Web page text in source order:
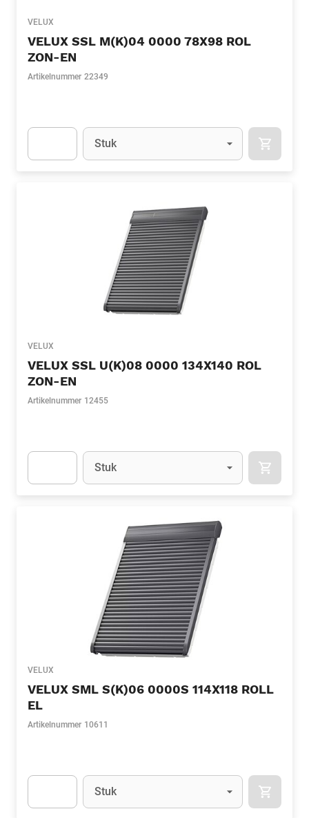
VELUX
VELUX SSL M(K)04 0000 78X98 ROL
ZON-EN
Artikelnummer 22349
Eenheid
Stuk
VELUX
VELUX SSL U(K)08 0000 134X140 ROL
ZON-EN
Artikelnummer 12455
Eenheid
Stuk
VELUX
VELUX SML S(K)06 0000S 114X118 ROLL
EL
Artikelnummer 10611
Eenheid
Stuk